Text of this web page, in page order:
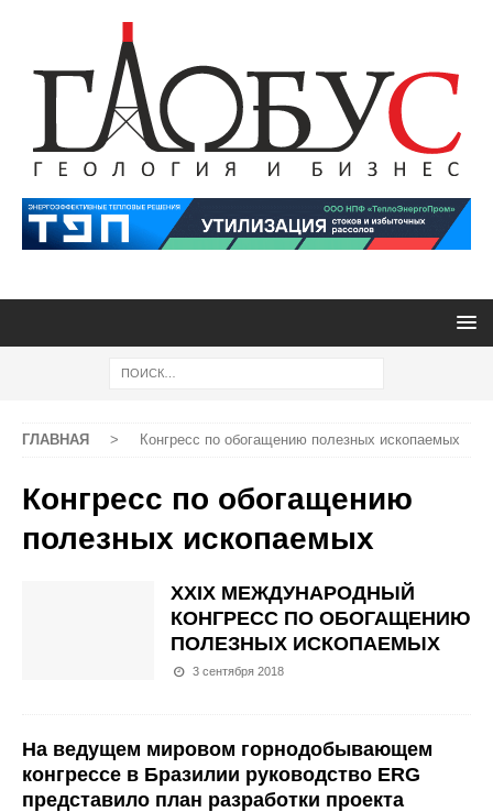
ГЛАВНАЯ > Конгресс по обогащению полезных ископаемых
Конгресс по обогащению
полезных ископаемых
XXIX МЕЖДУНАРОДНЫЙ
КОНГРЕСС ПО ОБОГАЩЕНИЮ
ПОЛЕЗНЫХ ИСКОПАЕМЫХ
3 сентября 2018
На ведущем мировом горнодобывающем
конгрессе в Бразилии руководство ERG
представило план разработки проекта